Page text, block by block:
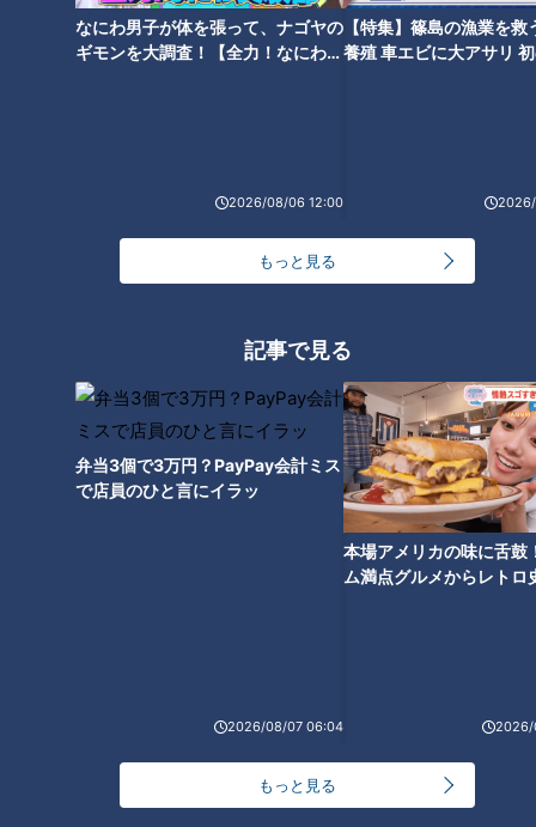
なにわ男子が体を張って、ナゴヤの
ギモンを大調査！【全力！なにわ実
2026/08/06 12:00
【特集】篠島の漁業を救
養殖 車エビに大アサリ
もっと見る
記事で見る
弁当3個で3万円？PayPay会計ミス
で店員のひと言にイラッ
2026/08/07 06:04
本場アメリカの味に舌鼓
ム満点グルメからレトロ
2026/
もっと見る
師様魚鱗癬～2025年3月30日地
上波放送
子 CBCテレビ「チャント！」
2021年9月8日 地上波OA版
タグ
ドキュメンタリーやニュース特集をお届けします。
・受賞作品をはじめとしたドキュメンタリー
・ディレクターが取材対象に迫った、テレビでは放送していない特
・ＣＢＣテレビ「チャント！」の特集を厳選して公開します。
（月～金 午後3時49分から午後7時 愛知・岐阜・三重で放送）
最新話の見逃し配信はこちら
オススメ関連コンテンツ